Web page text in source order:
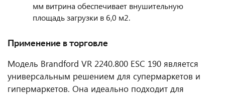
мм витрина обеспечивает внушительную
площадь загрузки в 6,0 м2.
Применение в торговле
Модель Brandford VR 2240.800 ESC 190 является
универсальным решением для супермаркетов и
гипермаркетов. Она идеально подходит для